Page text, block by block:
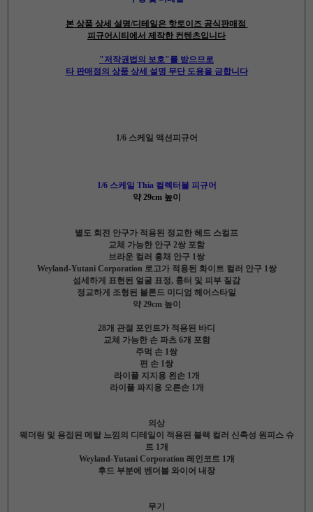
본 상품 상세 설명/디테일은 핫토이즈 공식판매점
피규어시티에서 제작한 컨텐츠입니다
"저작권법의 보호"를 받으므로
타 판매점의 상품 상세 설명 무단 도용을 금합니다
1/6 스케일 액션피규어
1/6 스케일 Thia 컬렉터블 피규어
약 29cm 높이
별도 회전 안구가 적용된 정교한 헤드 스컬프
교체 가능한 안구 2쌍 포함
브라운 컬러 홍채 안구 1쌍
Weyland-Yutani Corporation 로고가 적용된 화이트 컬러 안구 1쌍
섬세하게 표현된 얼굴 표정, 흉터 및 피부 질감
정교하게 조형된 블론드 미디엄 헤어스타일
약 29cm 높이
28개 관절 포인트가 적용된 바디
교체 가능한 손 파츠 6개 포함
주먹 손 1쌍
편 손 1쌍
라이플 지지용 왼손 1개
라이플 파지용 오른손 1개
의상
웨더링 및 용접된 메탈 느낌의 디테일이 적용된 블랙 컬러 신축성 원피스 슈
트 1개
Weyland-Yutani Corporation 레인코트 1개
후드 부분에 벤더블 와이어 내장
무기